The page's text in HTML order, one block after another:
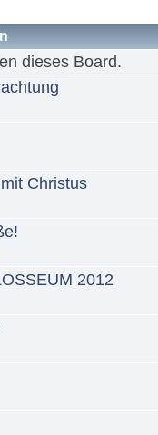
dieses Board.
Christus
2012